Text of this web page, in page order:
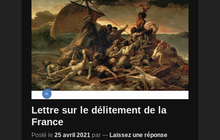
Lettre sur le délitement de la
France
Posté le 25 avril 2021 par — Laissez une réponse